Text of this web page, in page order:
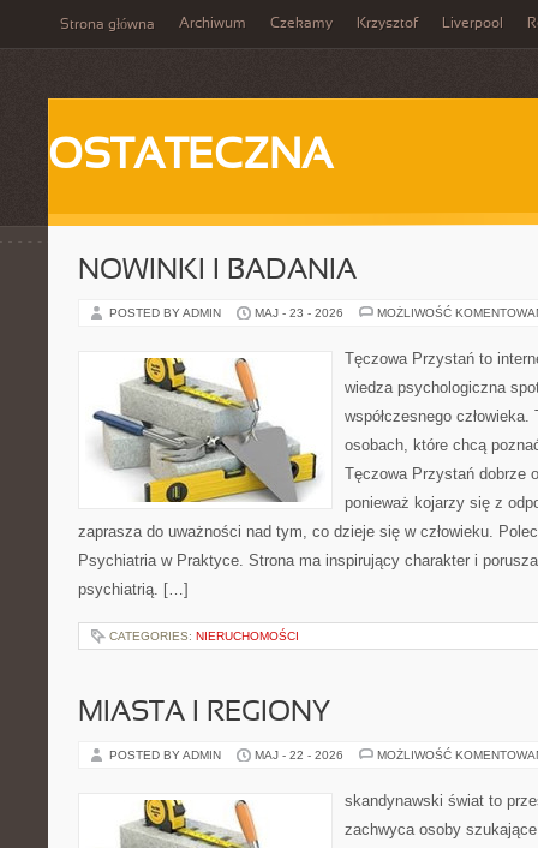
Strona główna Archiwum Czekamy Krzysztof Liverpool
OSTATECZNA
NOWINKI I BADANIA
POSTED BY ADMIN MAJ - 23 - 2026 MOŻLIWOŚĆ
Tęczowa Przystań to
wiedza psychologiczna
współczesnego
osobach, które chcą
Tęczowa Przystań dobrze
ponieważ kojarzy się z
zaprasza do uważności nad tym, co dzieje się w człowieku.
Psychiatria w Praktyce. Strona ma inspirujący charakter i
psychiatrią. […]
CATEGORIES: NIERUCHOMOŚCI
MIASTA I REGIONY
POSTED BY ADMIN MAJ - 22 - 2026 MOŻLIWOŚĆ
skandynawski świat to
zachwyca osoby